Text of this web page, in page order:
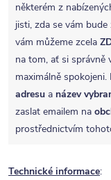
některém z
jisti, zda se vám
vám můžeme zcela
na tom, ať si správně
maximálně
adresu a název
zaslat emailem na
prostřednictvím
Technické informace: